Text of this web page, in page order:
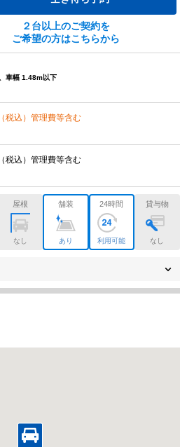
２台以上のご契約を
ご希望の方はこちらから
車幅 1.48m以下
（税込）管理費等含む
（税込）管理費等含む
屋根
なし
舗装
あり
24時間
利用可能
貸与物
なし